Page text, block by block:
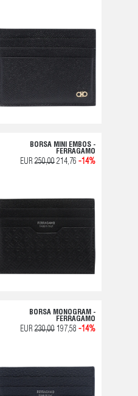
BORSA MINI EMBOS -
FERRAGAMO
EUR 250,00 214,76 -14%
BORSA MONOGRAM -
FERRAGAMO
EUR 230,00 197,58 -14%